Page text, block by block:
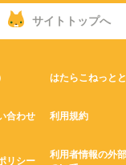
サイトトップへ
はたらこねっと
合わせ 利用規約
リシー
利用者情報の外